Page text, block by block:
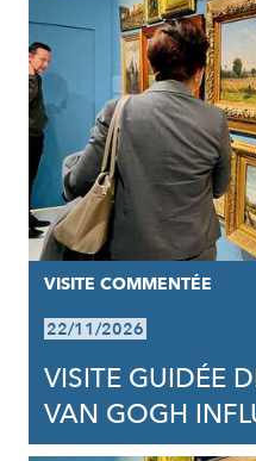
VISITE COMMENTÉE
22/11/2026
VISITE GUIDÉE
VAN GOGH